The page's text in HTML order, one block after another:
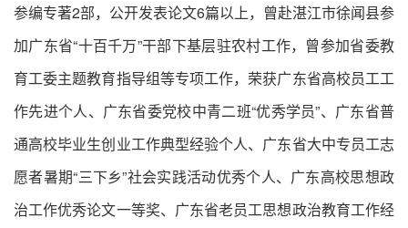
参编专著2部，公开发表论文6篇以上，曾赴湛江市徐闻县参
加广东省“十百千万”干部下基层驻农村工作，曾参加省委教
育工委主题教育指导组等专项工作，荣获广东省高校员工工
作先进个人、广东省委党校中青二班“优秀学员”、广东省普
通高校毕业生创业工作典型经验个人、广东省大中专员工志
愿者暑期“三下乡”社会实践活动优秀个人、广东高校思想政
治工作优秀论文一等奖、广东省老员工思想政治教育工作经